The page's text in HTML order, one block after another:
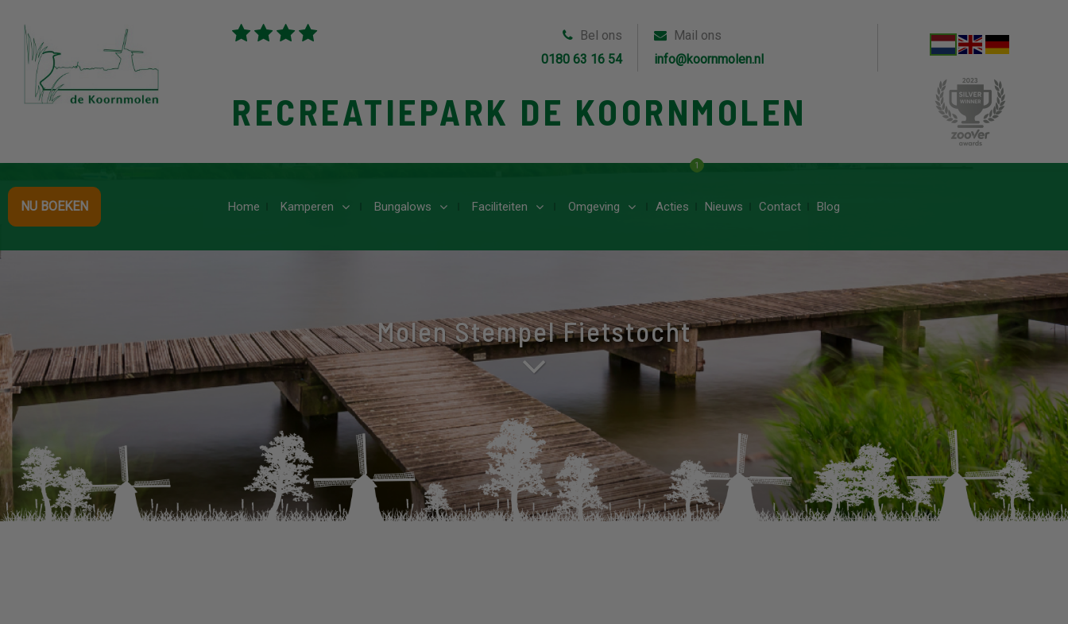
Bel ons
0180 63 16 54
Mail ons
info@koornmolen.nl
RECREATIEPARK DE KOORNMOLEN
NU BOEKEN Home Kamperen Bungalows Faciliteiten Omgeving Acties
1
Nieuws Contact Blog
Molen Stempel Fietstocht